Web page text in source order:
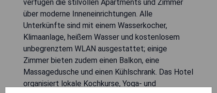
verfügen die stilvollen Apartments und Zimmer
über moderne Inneneinrichtungen. Alle
Unterkünfte sind mit einem Wasserkocher,
Klimaanlage, heißem Wasser und kostenlosem
unbegrenztem WLAN ausgestattet; einige
Zimmer bieten zudem einen Balkon, eine
Massagedusche und einen Kühlschrank. Das Hotel
organisiert lokale Kochkurse, Yoga- und